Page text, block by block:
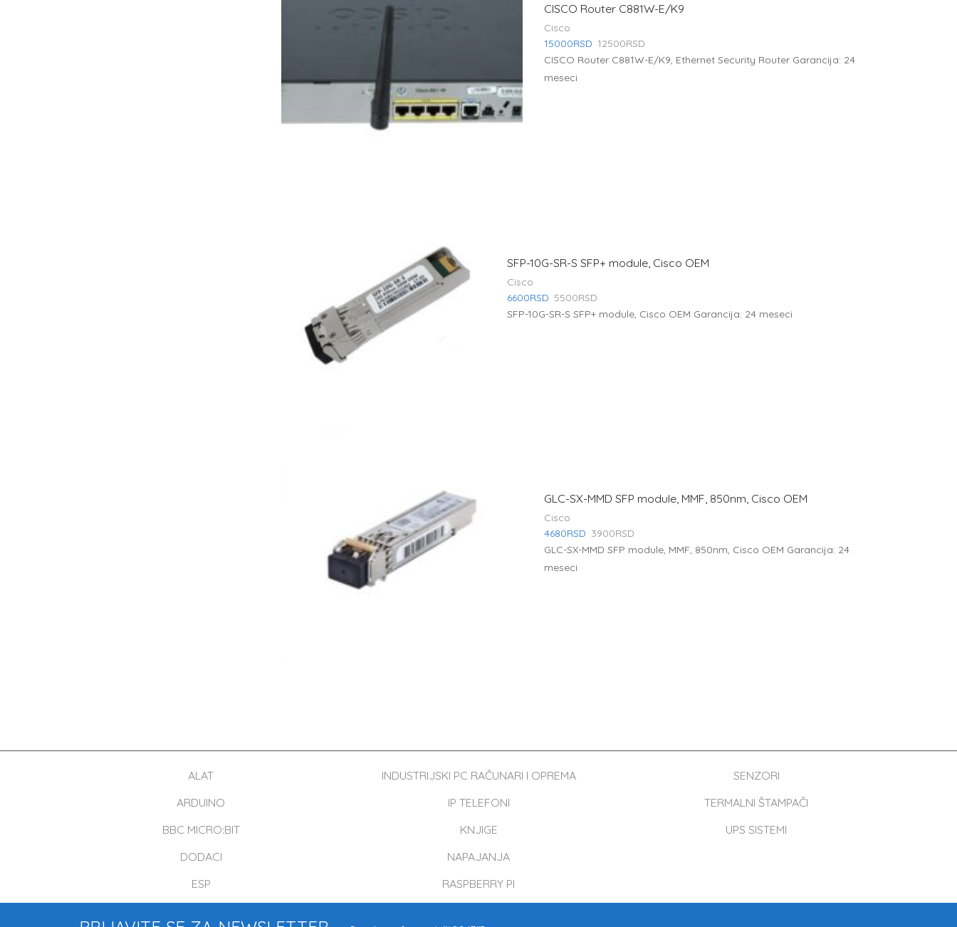
CISCO Router C881W-E/K9
Cisco
15000RSD 12500RSD
CISCO Router C881W-E/K9, Ethernet Security Router Garancija: 24
meseci
SFP-10G-SR-S SFP+ module, Cisco OEM
Cisco
6600RSD 5500RSD
SFP-10G-SR-S SFP+ module, Cisco OEM Garancija: 24 meseci
GLC-SX-MMD SFP module, MMF, 850nm, Cisco OEM
Cisco
4680RSD 3900RSD
GLC-SX-MMD SFP module, MMF, 850nm, Cisco OEM Garancija: 24
meseci
ALAT
ARDUINO
BBC MICRO:BIT
DODACI
ESP
INDUSTRIJSKI PC RAČUNARI I OPREMA
IP TELEFONI
KNJIGE
NAPAJANJA
RASPBERRY PI
SENZORI
TERMALNI ŠTAMPAČI
UPS SISTEMI